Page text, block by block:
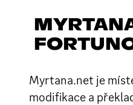
Myrtana.net je
modifikace a